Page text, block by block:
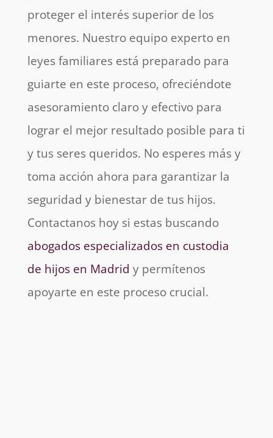
proteger el interés superior de los
menores. Nuestro equipo experto en
leyes familiares está preparado para
guiarte en este proceso, ofreciéndote
asesoramiento claro y efectivo para
lograr el mejor resultado posible para ti
y tus seres queridos. No esperes más y
toma acción ahora para garantizar la
seguridad y bienestar de tus hijos.
Contactanos hoy si estas buscando
abogados especializados en custodia
de hijos en Madrid y permítenos
apoyarte en este proceso crucial.